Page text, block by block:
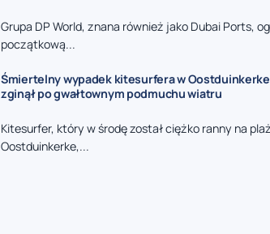
Grupa DP World, znana również jako Dubai Ports,
początkową...
Śmiertelny wypadek kitesurfera w
zginął po gwałtownym podmuchu wiatru
Kitesurfer, który w środę został ciężko ranny na
Oostduinkerke,...